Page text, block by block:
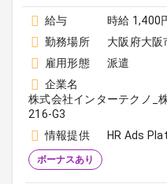
給与
時給 1,400
勤務場所
大阪府大阪
雇用形態
派遣
企業名
株式会社インターテクノ_
216-G3
情報提供
HR Ads
ボーナスあり